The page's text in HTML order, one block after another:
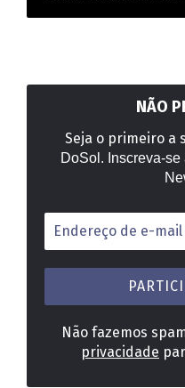
NÃO
Seja o primeiro a
DoSol. Inscreva-
Endereço
de
e-
mail
Não fazemos
privacidade